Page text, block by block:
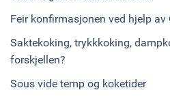
Feir konfirmasjonen ved hjelp av
Saktekoking, trykkkoking,
forskjellen?
Sous vide temp og koketider